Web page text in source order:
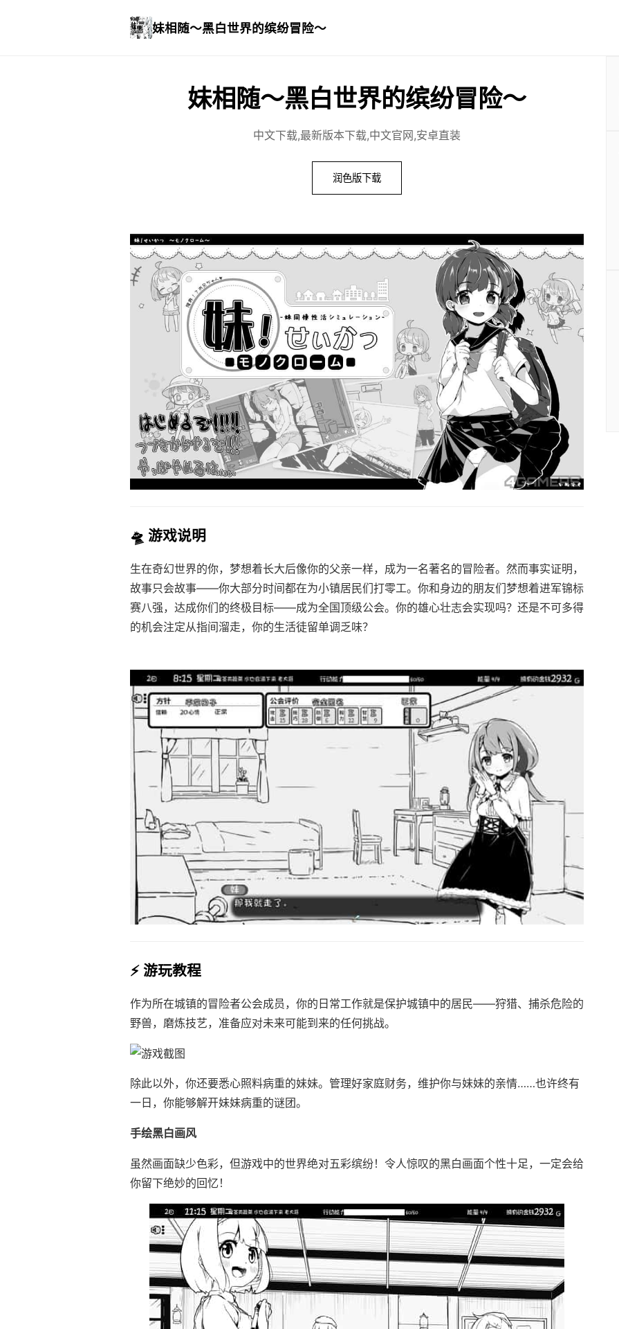
妹相随～黑白世界的缤纷冒险～
妹相随～黑白世界的缤纷冒险～
中文下载,最新版本下载,中文官网,安卓直装
润色版下载
🛸 游戏说明
生在奇幻世界的你，梦想着长大后像你的父亲一样，成为一名著名的冒险者。然而事实证明，
故事只会故事——你大部分时间都在为小镇居民们打零工。你和身边的朋友们梦想着进军锦标
赛八强，达成你们的终极目标——成为全国顶级公会。你的雄心壮志会实现吗？还是不可多得
的机会注定从指间溜走，你的生活徒留单调乏味？
⚡ 游玩教程
作为所在城镇的冒险者公会成员，你的日常工作就是保护城镇中的居民——狩猎、捕杀危险的
野兽，磨炼技艺，准备应对未来可能到来的任何挑战。
除此以外，你还要悉心照料病重的妹妹。管理好家庭财务，维护你与妹妹的亲情……也许终有
一日，你能够解开妹妹病重的谜团。
手绘黑白画风
虽然画面缺少色彩，但游戏中的世界绝对五彩缤纷！令人惊叹的黑白画面个性十足，一定会给
你留下绝妙的回忆！